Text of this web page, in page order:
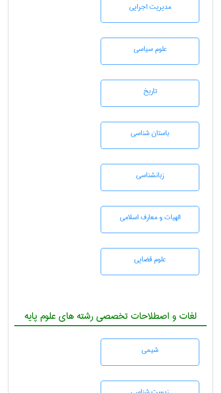
مديريت اجرايی
علوم سياسی
تاريخ
باستان شناسی
زبانشناسی
الهیات و معارف اسلامی
علوم قضایی
لغات و اصطلاحات تخصصی رشته های علوم پایه
شيمی